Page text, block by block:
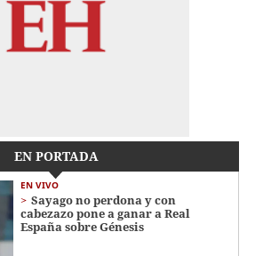
EN PORTADA
EN VIVO
Sayago no perdona y con
cabezazo pone a ganar a Real
España sobre Génesis